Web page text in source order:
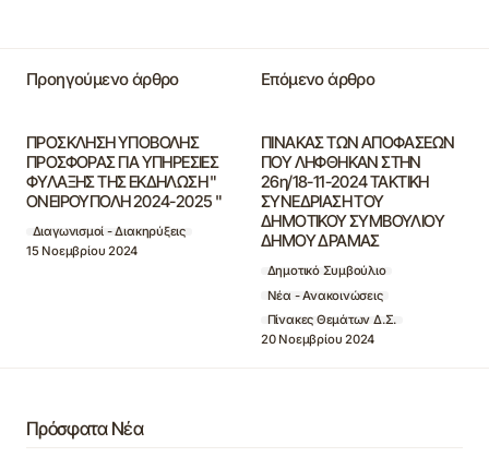
Προηγούμενο άρθρο
ΠΡΟΣΚΛΗΣΗ ΥΠΟΒΟΛΗΣ
ΠΡΟΣΦΟΡΑΣ ΓΙΑ ΥΠΗΡΕΣΙΕΣ
ΦΥΛΑΞΗΣ ΤΗΣ ΕΚΔΗΛΩΣΗ "
ΟΝΕΙΡΟΥΠΟΛΗ 2024-2025 "
Διαγωνισμοί - Διακηρύξεις
15 Νοεμβρίου 2024
Επόμενο άρθρο
ΠΙΝΑΚΑΣ ΤΩΝ ΑΠΟΦΑΣΕΩΝ
ΠΟΥ ΛΗΦΘΗΚΑΝ ΣΤΗΝ
26η/18-11-2024 ΤΑΚΤΙΚΗ
ΣΥΝΕΔΡΙΑΣΗ ΤΟΥ
ΔΗΜΟΤΙΚΟΥ ΣΥΜΒΟΥΛΙΟΥ
ΔΗΜΟΥ ΔΡΑΜΑΣ
Δημοτικό Συμβούλιο
Νέα - Ανακοινώσεις
Πίνακες Θεμάτων Δ.Σ.
20 Νοεμβρίου 2024
Πρόσφατα Νέα